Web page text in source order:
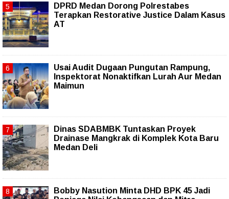
DPRD Medan Dorong Polrestabes
Terapkan Restorative Justice Dalam Kasus
AT
Usai Audit Dugaan Pungutan Rampung,
Inspektorat Nonaktifkan Lurah Aur Medan
Maimun
Dinas SDABMBK Tuntaskan Proyek
Drainase Mangkrak di Komplek Kota Baru
Medan Deli
Bobby Nasution Minta DHD BPK 45 Jadi